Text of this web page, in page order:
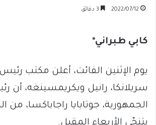
2022/07/12
كابي طبراني*
يوم الإثنين الفائت، أعلن مكتب
سريلانكا، رانيل ويكريمسينغه، أن
الجمهورية، جوتابايا راجاباكسا، من